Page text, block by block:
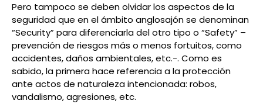
Pero tampoco se deben olvidar los aspectos de la
seguridad que en el ámbito anglosajón se denominan
“Security” para diferenciarla del otro tipo o “Safety” –
prevención de riesgos más o menos fortuitos, como
accidentes, daños ambientales, etc.-. Como es
sabido, la primera hace referencia a la protección
ante actos de naturaleza intencionada: robos,
vandalismo, agresiones, etc.